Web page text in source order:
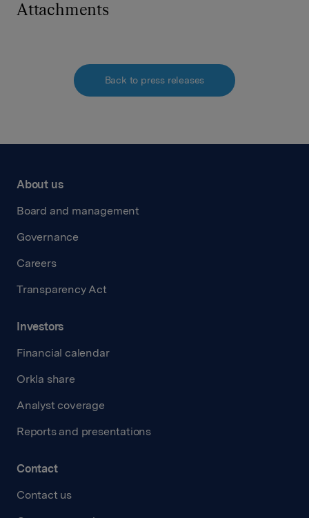
Attachments
Back to press releases
About us
Board and management
Governance
Careers
Transparency Act
Investors
Financial calendar
Orkla share
Analyst coverage
Reports and presentations
Contact
Contact us